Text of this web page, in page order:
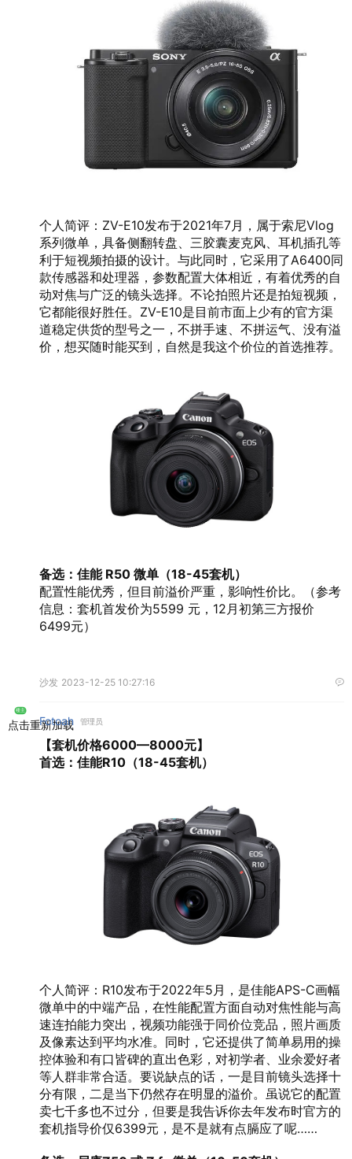
个人简评：ZV-E10发布于2021年7月，属于索尼Vlog
系列微单，具备侧翻转盘、三胶囊麦克风、耳机插孔等
利于短视频拍摄的设计。与此同时，它采用了A6400同
款传感器和处理器，参数配置大体相近，有着优秀的自
动对焦与广泛的镜头选择。不论拍照片还是拍短视频，
它都能很好胜任。ZV-E10是目前市面上少有的官方渠
道稳定供货的型号之一，不拼手速、不拼运气、没有溢
价，想买随时能买到，自然是我这个价位的首选推荐。
备选：佳能 R50 微单（18-45套机）
配置性能优秀，但目前溢价严重，影响性价比。（参考
信息：套机首发价为5599 元，12月初第三方报价
6499元）
沙发 2023-12-25 10:27:16
楼主
点击重新加载
Fotoah 管理员
【套机价格6000—8000元】
首选：佳能R10（18-45套机）
个人简评：R10发布于2022年5月，是佳能APS-C画幅
微单中的中端产品，在性能配置方面自动对焦性能与高
速连拍能力突出，视频功能强于同价位竞品，照片画质
及像素达到平均水准。同时，它还提供了简单易用的操
控体验和有口皆碑的直出色彩，对初学者、业余爱好者
等人群非常合适。要说缺点的话，一是目前镜头选择十
分有限，二是当下仍然存在明显的溢价。虽说它的配置
卖七千多也不过分，但要是我告诉你去年发布时官方的
套机指导价仅6399元，是不是就有点膈应了呢……